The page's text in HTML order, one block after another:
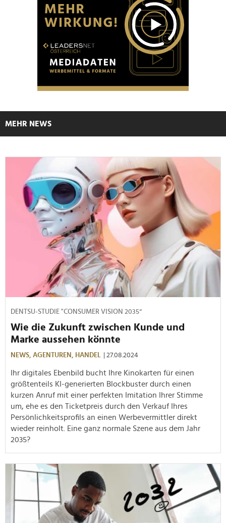
MEHR NEWS
DENTSU-STUDIE "CONSUMER VISION 2035“
Wie die Zukunft zwischen Kunde und
Marke aussehen könnte
NEWS, AGENTUREN, HANDEL | 27.08.2024
Ihr digitales Ebenbild bucht Ihre Kinokarten für einen
größtenteils KI-generierten Blockbuster durch einen
kurzen Anruf mit einer perfekten Imitation Ihrer Stimme
um, ehe es den Ticketpreis durch den Verkauf Ihres
Persönlichkeitsprofils an einen Werbevermittler direkt
wieder reinholt. Eine ganz normale Szene aus dem Jahr
2035?